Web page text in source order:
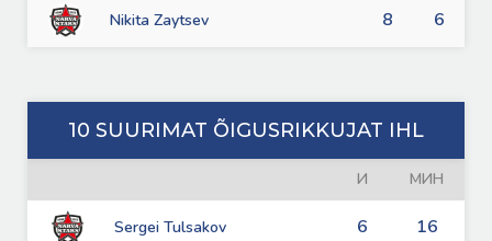
Nikita Zaytsev 8 6
10 SUURIMAT ÕIGUSRIKKUJAT IHL
И МИН
Sergei Tulsakov 6 16